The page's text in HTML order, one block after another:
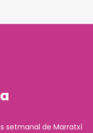
setmanal de Marratxí